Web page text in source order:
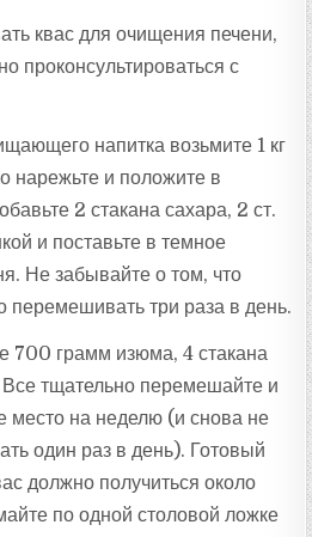
квас для очищения печени,
проконсультироваться с
напитка возьмите 1 кг
нарежьте и положите в
2 стакана сахара, 2 ст.
и поставьте в темное
Не забывайте о том, что
перемешивать три раза в день.
700 грамм изюма, 4 стакана
тщательно перемешайте и
место на неделю (и снова не
один раз в день). Готовый
должно получиться около
по одной столовой ложке